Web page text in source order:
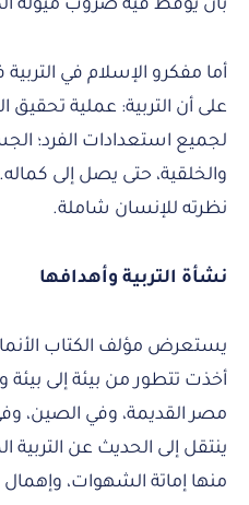
بأن يوقظ فيه ضروب ميوله
أما مفكرو الإسلام في
على أن التربية: عملية تحقيق
لجميع استعدادات الفرد؛
والخلقية، حتى يصل إلى
نظرته للإنسان شاملة.
نشأة التربية وأهدافها
يستعرض مؤلف الكتاب
أخذت تتطور من بيئة إلى بيئة
مصر القديمة، وفي الصين، وفي
ينتقل إلى الحديث عن
منها إماتة الشهوات،